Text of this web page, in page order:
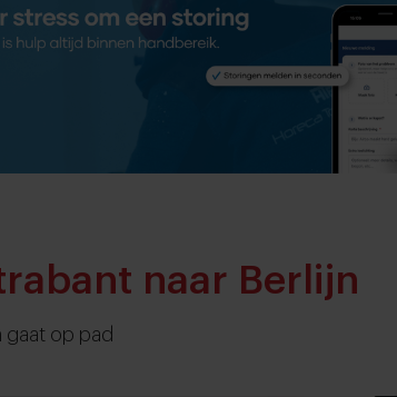
naar Berlijn
gaat op pad